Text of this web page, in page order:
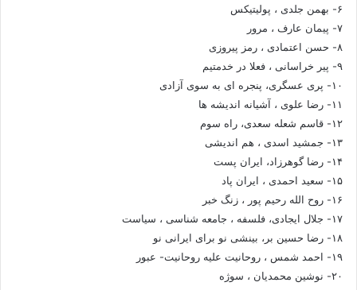
۶- بهمن جلدی ، پولیتیکس
۷- پیمان عارف ، مرور
۸- حسن اعتمادی ، رمز پیروزی
۹- پیر خراسانی ، فعلا در خدمتیم
۱۰- پری عسگری، پنجره ای به سوی آزادی
۱۱- رضا علوی ، آشیانه اندیشه ها
۱۲- قاسم شعله سعدی، راه سوم
۱۳- جمشید اسدی ، هم اندیشی
۱۴- رضا گوهرزاد، ایران پست
۱۵- سعید احمدی ، ایران پاد
۱۶- روح الله رحیم پور ، زنگ خبر
۱۷- جلال ایجادی، فلسفه ، جامعه شناسی ، سیاست
۱۸- رضا حسین بر، بینشی نو برای ایرانی نو
۱۹- احمد شمس ، روحانیت علیه روحانیت- عبور
۲۰- نوشین محمدیان ، سوژه